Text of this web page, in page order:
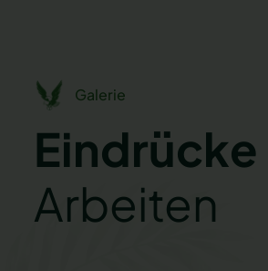
Galerie
Eindrücke
Arbeiten